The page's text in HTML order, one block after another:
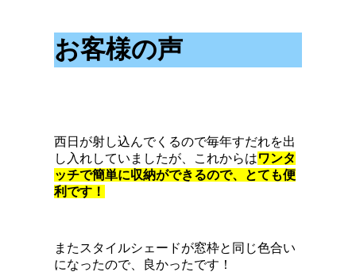
お客様の声
西日が射し込んでくるので毎年すだれを出
し入れしていましたが、これからはワンタ
ッチで簡単に収納ができるので、とても便
利です！
またスタイルシェードが窓枠と同じ色合い
になったので、良かったです！